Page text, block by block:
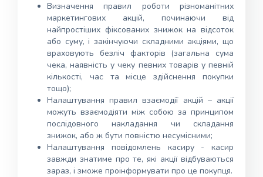
Визначення правил роботи різноманітних
маркетингових акцій, починаючи від
найпростіших фіксованих знижок на відсоток
або суму, і закінчуючи складними акціями, що
враховують безліч факторів (загальна сума
чека, наявність у чеку певних товарів у певній
кількості, час та місце здійснення покупки
тощо);
Налаштування правил взаємодії акцій – акції
можуть взаємодіяти між собою за принципом
послідовного накладання чи складання
знижок, або ж бути повністю несумісними;
Налаштування повідомлень касиру - касир
завжди знатиме про те, які акції відбуваються
зараз, і зможе проінформувати про це покупця.